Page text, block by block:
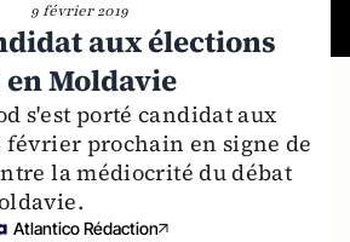
9 février 2019
aux élections
Moldavie
s'est porté candidat aux
février prochain en signe de
la médiocrité du débat
Atlantico Rédaction